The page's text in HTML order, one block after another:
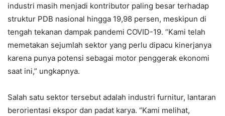
industri masih menjadi kontributor paling besar terhadap
struktur PDB nasional hingga 19,98 persen, meskipun di
tengah tekanan dampak pandemi COVID-19. “Kami telah
memetakan sejumlah sektor yang perlu dipacu kinerjanya
karena punya potensi sebagai motor penggerak ekonomi
saat ini,” ungkapnya.
Salah satu sektor tersebut adalah industri furnitur, lantaran
berorientasi ekspor dan padat karya. “Kami melihat,